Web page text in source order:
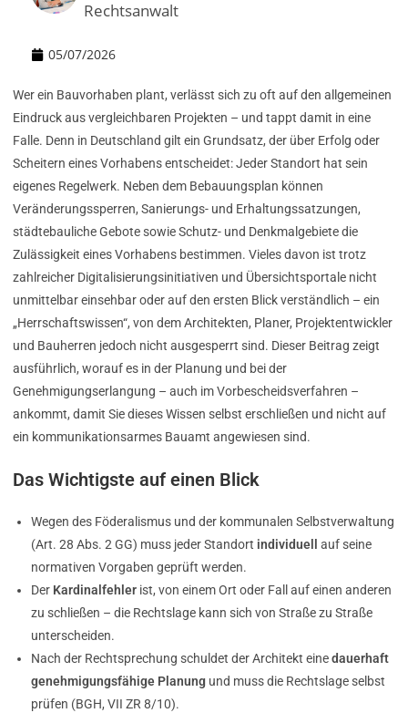
Rechtsanwalt
05/07/2026
Wer ein Bauvorhaben plant, verlässt sich zu oft auf den allgemeinen
Eindruck aus vergleichbaren Projekten – und tappt damit in eine
Falle. Denn in Deutschland gilt ein Grundsatz, der über Erfolg oder
Scheitern eines Vorhabens entscheidet: Jeder Standort hat sein
eigenes Regelwerk. Neben dem Bebauungsplan können
Veränderungssperren, Sanierungs- und Erhaltungssatzungen,
städtebauliche Gebote sowie Schutz- und Denkmalgebiete die
Zulässigkeit eines Vorhabens bestimmen. Vieles davon ist trotz
zahlreicher Digitalisierungsinitiativen und Übersichtsportale nicht
unmittelbar einsehbar oder auf den ersten Blick verständlich – ein
„Herrschaftswissen“, von dem Architekten, Planer, Projektentwickler
und Bauherren jedoch nicht ausgesperrt sind. Dieser Beitrag zeigt
ausführlich, worauf es in der Planung und bei der
Genehmigungserlangung – auch im Vorbescheidsverfahren –
ankommt, damit Sie dieses Wissen selbst erschließen und nicht auf
ein kommunikationsarmes Bauamt angewiesen sind.
Das Wichtigste auf einen Blick
Wegen des Föderalismus und der kommunalen Selbstverwaltung
(Art. 28 Abs. 2 GG) muss jeder Standort individuell
auf seine
normativen Vorgaben geprüft werden.
Der Kardinalfehler ist, von einem Ort oder Fall auf einen anderen
zu schließen – die Rechtslage kann sich von Straße zu Straße
unterscheiden.
Nach der Rechtsprechung schuldet der Architekt einedauerhaft
genehmigungsfähige Planung und muss die Rechtslage selbst
prüfen (BGH, VII ZR 8/10).